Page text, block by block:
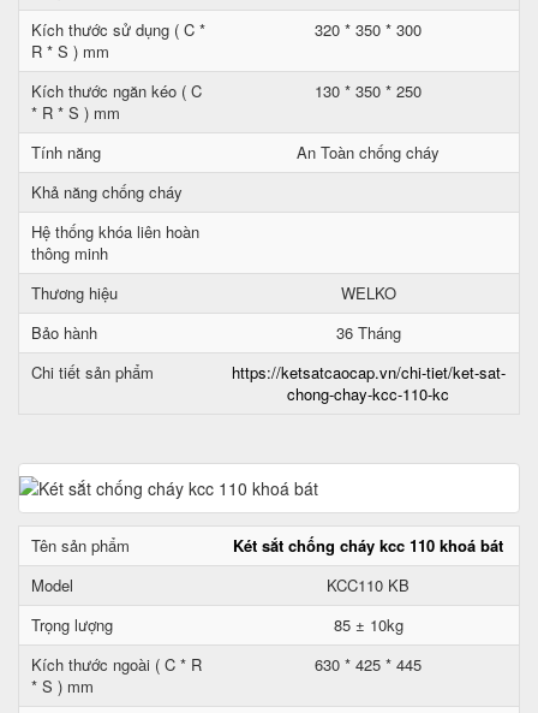
Kích thước sử dụng ( C *
R * S ) mm
320 * 350 * 300
Kích thước ngăn kéo ( C
* R * S ) mm
130 * 350 * 250
Tính năng
An Toàn chống cháy
Khả năng chống cháy
Hệ thống khóa liên hoàn
thông minh
Thương hiệu
WELKO
Bảo hành
36 Tháng
Chi tiết sản phẩm
https://ketsatcaocap.vn/chi-tiet/ket-sat-
chong-chay-kcc-110-kc
Tên sản phẩm
Két sắt chống cháy kcc 110 khoá bát
Model
KCC110 KB
Trọng lượng
85 ± 10kg
Kích thước ngoài ( C * R
* S ) mm
630 * 425 * 445